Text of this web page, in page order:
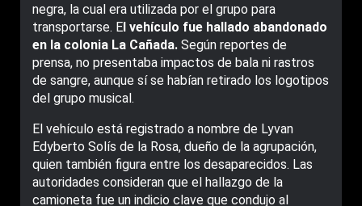
negra, la cual era utilizada por el grupo para
transportarse. El vehículo fue hallado abandonado
en la colonia La Cañada. Según reportes de
prensa, no presentaba impactos de bala ni rastros
de sangre, aunque sí se habían retirado los logotipos
del grupo musical.
El vehículo está registrado a nombre de Lyvan
Edyberto Solís de la Rosa, dueño de la agrupación,
quien también figura entre los desaparecidos. Las
autoridades consideran que el hallazgo de la
camioneta fue un indicio clave que condujo al